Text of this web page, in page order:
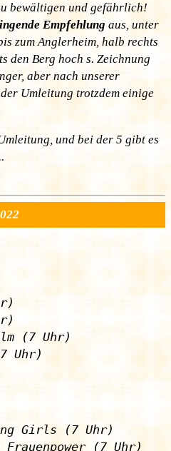
bewältigen und gefährlich!
Empfehlung aus, unter
zum Anglerheim, halb rechts
den Berg hoch s. Zeichnung
aber nach unserer
Umleitung trotzdem einige
und bei der 5 gibt es
(7 Uhr)
Girls (7 Uhr)